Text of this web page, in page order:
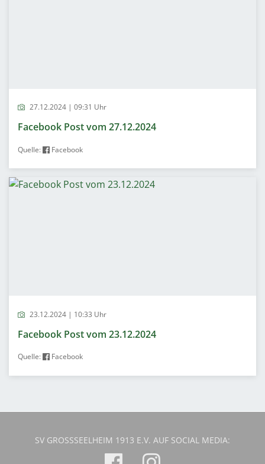
27.12.2024 | 09:31 Uhr
Facebook Post vom 27.12.2024
Quelle: Facebook
23.12.2024 | 10:33 Uhr
Facebook Post vom 23.12.2024
Quelle: Facebook
SV GROSSSEELHEIM 1913 E.V. AUF SOCIAL MEDIA: